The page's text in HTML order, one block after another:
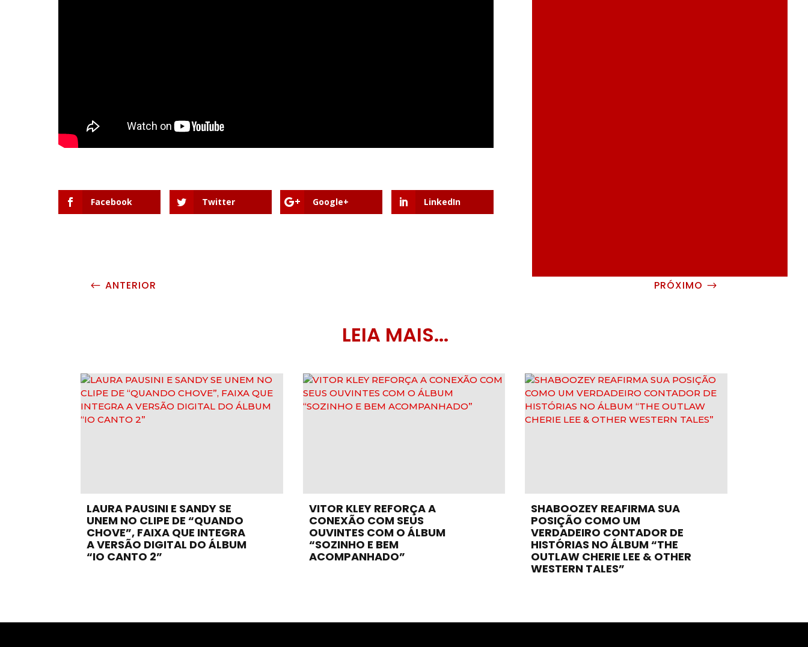
Facebook Twitter Google+ LinkedIn
# ANTERIOR PRÓXIMO $
LEIA MAIS...
LAURA PAUSINI E SANDY SE
UNEM NO CLIPE DE “QUANDO
CHOVE”, FAIXA QUE INTEGRA
A VERSÃO DIGITAL DO ÁLBUM
“IO CANTO 2”
VITOR KLEY REFORÇA A
CONEXÃO COM SEUS
OUVINTES COM O ÁLBUM
“SOZINHO E BEM
ACOMPANHADO”
SHABOOZEY REAFIRMA SUA
POSIÇÃO COMO UM
VERDADEIRO CONTADOR DE
HISTÓRIAS NO ÁLBUM “THE
OUTLAW CHERIE LEE & OTHER
WESTERN TALES”